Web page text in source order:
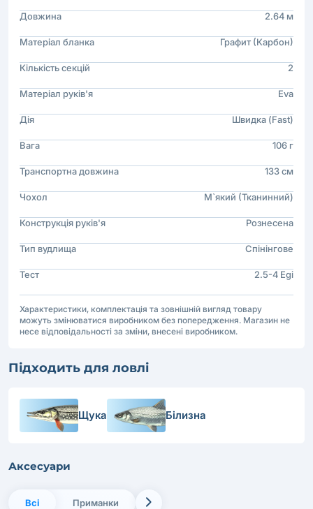
Довжина 2.64 м
Матеріал бланка Графит (Карбон)
Кількість секцій 2
Матеріал руків'я Eva
Дія Швидка (Fast)
Вага 106 г
Транспортна довжина 133 см
Чохол М`який (Тканинний)
Конструкція руків'я Рознесена
Тип вудлища Спінінгове
Тест 2.5-4 Egi
Характеристики, комплектація та зовнішній вигляд товару
можуть змінюватися виробником без попередження. Магазин не
несе відповідальності за зміни, внесені виробником.
Підходить для ловлі
Щука Білизна
Аксесуари
Всі Приманки